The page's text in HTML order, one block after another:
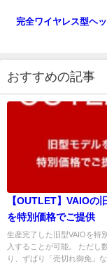
完全ワイヤレス型ヘ
おすすめの記事
【OUTLET】VAIOの
を特別価格でご提供
生産完了した旧型VAIOを特
入することが可能。 ただし
り、ずばり「売切れ御免」